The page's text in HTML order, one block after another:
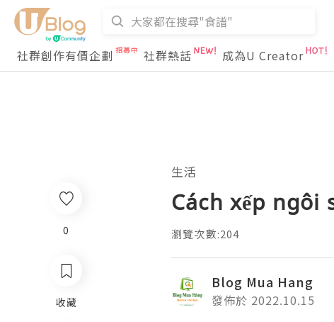
社群創作有價企劃
社群熱話 成為U Creator
0
收藏
生活
Cách xếp ngôi
瀏覽次數:204
Blog Mua Hang
發佈於 2022.10.15